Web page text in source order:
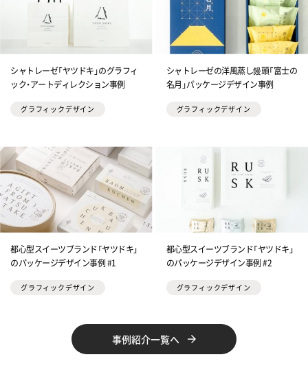
シャトレーゼ「ヤツドキ」のグラフィ
ック・アートディレクション事例
グラフィックデザイン
シャトレーゼの洋風蒸し饅頭「富士の
名月」パッケージデザイン事例
グラフィックデザイン
都心型スイーツブランド「ヤツドキ」
のパッケージデザイン事例 #1
グラフィックデザイン
都心型スイーツブランド「ヤツドキ」
のパッケージデザイン事例 #2
グラフィックデザイン
事例紹介一覧へ